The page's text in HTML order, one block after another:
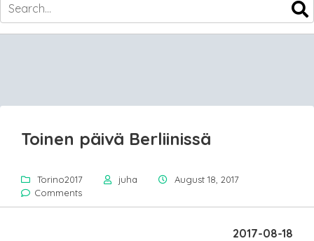
SKIP
CONTENT
Toinen päivä Berliinissä
Torino2017 juha
August 18, 2017
Comments
2017-08-18